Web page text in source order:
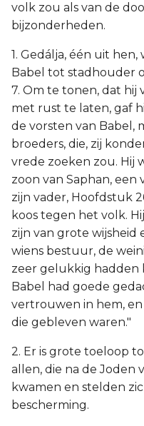
volk zou als van de
bijzonderheden.
1. Gedálja, één uit
Babel tot stadhouder
7. Om te tonen, dat hij
met rust te laten, gaf
de vorsten van Babel,
broeders, die, zij
vrede zoeken zou. Hij
zoon van Saphan, een
zijn vader, Hoofdstuk
koos tegen het volk.
zijn van grote wijsheid
wiens bestuur, de
zeer gelukkig hadden
Babel had goede
vertrouwen in hem,
die gebleven waren."
2. Er is grote toeloop
allen, die na de Joden
kwamen en stelden
bescherming.